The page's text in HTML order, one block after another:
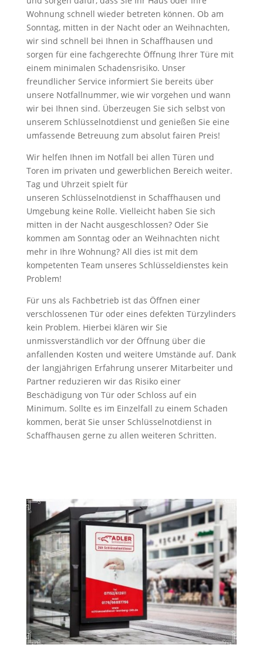
Wohnung schnell wieder betreten können. Ob am
Sonntag, mitten in der Nacht oder an Weihnachten,
wir sind schnell bei Ihnen in Schaffhausen und
sorgen für eine fachgerechte Öffnung Ihrer Türe mit
einem minimalen Schadensrisiko. Unser
freundlicher Service informiert Sie bereits über
unsere Notfallnummer, wie wir vorgehen und wann
wir bei Ihnen sind. Überzeugen Sie sich selbst von
unserem Schlüsselnotdienst und genießen Sie eine
umfassende Betreuung zum absolut fairen Preis!
Wir helfen Ihnen im Notfall bei allen Türen und
Toren im privaten und gewerblichen Bereich weiter.
Tag und Uhrzeit spielt für
unseren Schlüsselnotdienst in Schaffhausen und
Umgebung keine Rolle. Vielleicht haben Sie sich
mitten in der Nacht ausgeschlossen? Oder Sie
kommen am Sonntag oder an Weihnachten nicht
mehr in Ihre Wohnung? All dies ist mit dem
kompetenten Team unseres Schlüsseldienstes kein
Problem!
Für uns als Fachbetrieb ist das Öffnen einer
verschlossenen Tür oder eines defekten Türzylinders
kein Problem. Hierbei klären wir Sie
unmissverständlich vor der Öffnung über die
anfallenden Kosten und weitere Umstände auf. Dank
der langjährigen Erfahrung unserer Mitarbeiter und
Partner reduzieren wir das Risiko einer
Beschädigung von Tür oder Schloss auf ein
Minimum. Sollte es im Einzelfall zu einem Schaden
kommen, berät Sie unser Schlüsselnotdienst in
Schaffhausen gerne zu allen weiteren Schritten.